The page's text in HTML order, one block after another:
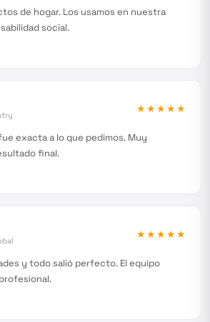
de hogar. Los usamos en nuestra
social.
★★★★★
exacta a lo que pedimos. Muy
final.
★★★★★
y todo salió perfecto. El equipo